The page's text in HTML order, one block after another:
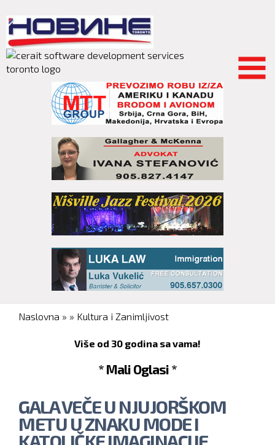
main
content
You are here
Naslovna » » Kultura i Zanimljivost
Više od 30 godina sa vama!
* Mali Oglasi *
GALA VEČE U NJUJORŠKOM
METU U ZNAKU MODE I